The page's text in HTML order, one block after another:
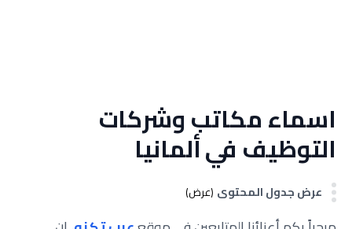
اسماء مكاتب وشركات
التوظيف في ألمانيا
عرض جدول المحتوى (عرض)